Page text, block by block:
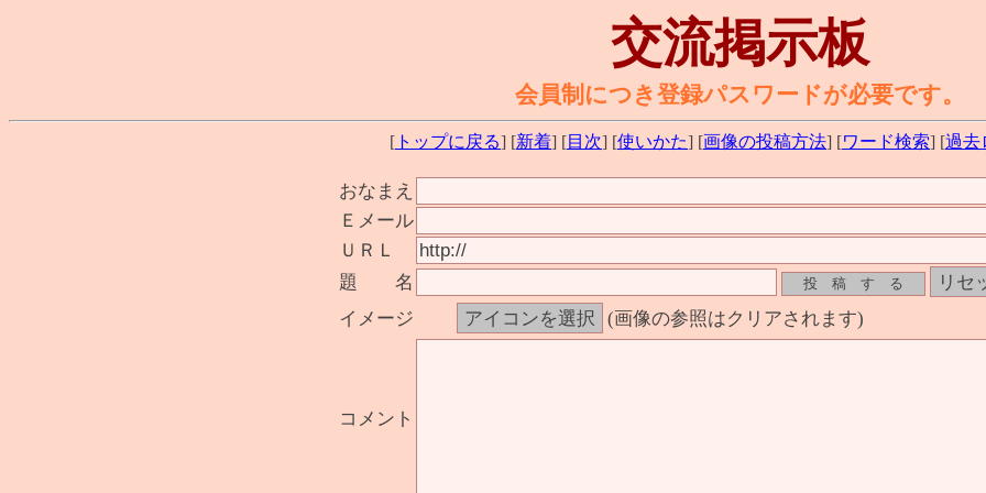
交流掲示板
会員制につき登録パスワードが必要です。
[ トップに戻る] [新着] [目次] [使いかた] [画像の投稿方法] [ワード検索] [過去
おなまえ
Ｅメール
ＵＲＬ
題 名
イメージ
(画像の参照はクリアされます)
コメント